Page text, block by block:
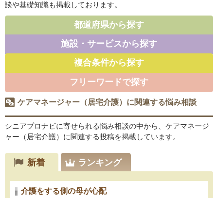
談や基礎知識も掲載しております。
都道府県から探す
施設・サービスから探す
複合条件から探す
フリーワードで探す
ケアマネージャー（居宅介護）に関連する悩み相談
シニアプロナビに寄せられる悩み相談の中から、ケアマネージ
ャー（居宅介護）に関連する投稿を掲載しています。
新着 ランキング
介護をする側の母が心配